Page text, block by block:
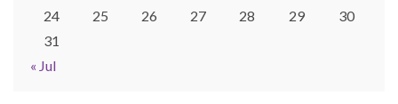
« Jul
24
25 26 27 28 29
30
31